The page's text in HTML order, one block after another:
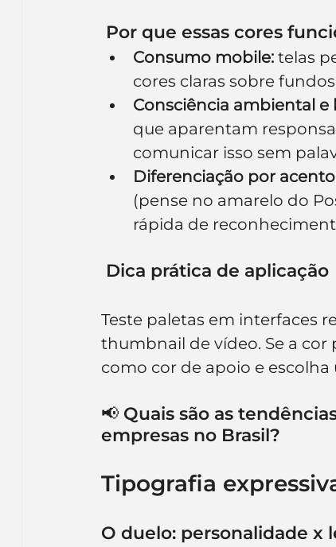
Por que essas cores
Consumo mobile: telas
cores claras sobre
Consciência ambiental e
que aparentam
comunicar isso sem
Diferenciação por
(pense no amarelo do
rápida de
Dica prática de aplicação
Teste paletas em interfaces
thumbnail de vídeo. Se a
como cor de apoio e
📢 Quais são as
empresas no Brasil?
Tipografia
O duelo: personalidade x